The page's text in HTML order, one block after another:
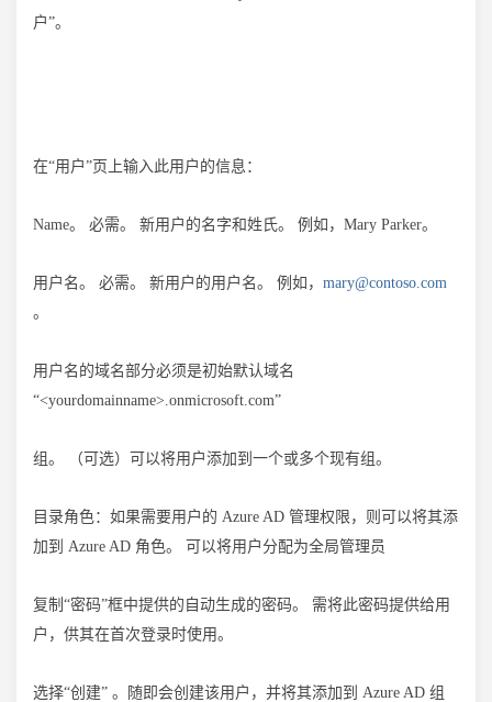
户”。
在“用户”页上输入此用户的信息：
Name。 必需。 新用户的名字和姓氏。 例如，Mary Parker。
用户名。 必需。 新用户的用户名。 例如， mary@contoso.com
。
用户名的域名部分必须是初始默认域名
“<yourdomainname>.onmicrosoft.com”
组。 （可选）可以将用户添加到一个或多个现有组。
目录角色：如果需要用户的 Azure AD 管理权限，则可以将其添
加到 Azure AD 角色。 可以将用户分配为全局管理员
复制“密码”框中提供的自动生成的密码。 需将此密码提供给用
户，供其在首次登录时使用。
选择“创建” 。随即会创建该用户，并将其添加到 Azure AD 组